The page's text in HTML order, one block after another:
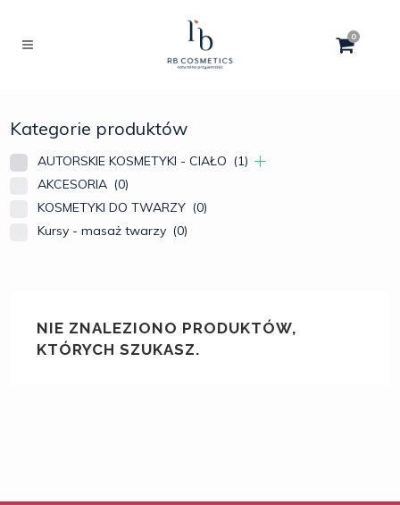
0
Kategorie produktów
AUTORSKIE KOSMETYKI - CIAŁO (1)
AKCESORIA (0)
KOSMETYKI DO TWARZY (0)
Kursy - masaż twarzy (0)
NIE ZNALEZIONO PRODUKTÓW,
KTÓRYCH SZUKASZ.